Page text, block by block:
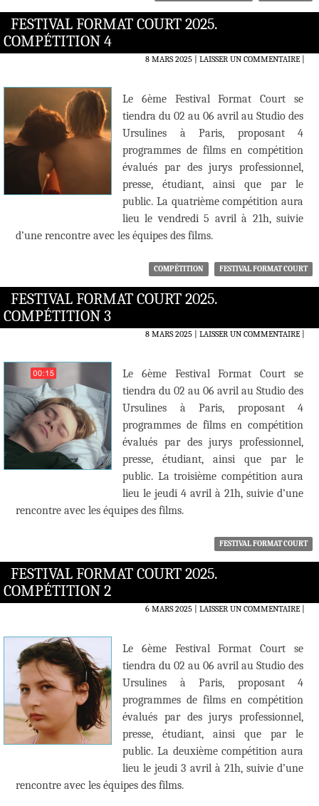
FESTIVAL FORMAT COURT 2025.
COMPÉTITION 4
8 MARS 2025 LAISSER UN COMMENTAIRE|
Le 6ème Festival Format Court se
tiendra du 02 au 06 avril au Studio des
Ursulines à Paris, proposant 4
programmes de films en compétition
évalués par des jurys professionnel,
presse, étudiant, ainsi que par le
public. La quatrième compétition aura
lieu le vendredi 5 avril à 21h, suivie
d’une rencontre avec les équipes des films.
COMPÉTITION FESTIVAL FORMAT COURT
FESTIVAL FORMAT COURT 2025.
COMPÉTITION 3
8 MARS 2025 LAISSER UN COMMENTAIRE|
Le 6ème Festival Format Court se
tiendra du 02 au 06 avril au Studio des
Ursulines à Paris, proposant 4
programmes de films en compétition
évalués par des jurys professionnel,
presse, étudiant, ainsi que par le
public. La troisième compétition aura
lieu le jeudi 4 avril à 21h, suivie d’une
rencontre avec les équipes des films.
FESTIVAL FORMAT COURT
FESTIVAL FORMAT COURT 2025.
COMPÉTITION 2
6 MARS 2025 LAISSER UN COMMENTAIRE|
Le 6ème Festival Format Court se
tiendra du 02 au 06 avril au Studio des
Ursulines à Paris, proposant 4
programmes de films en compétition
évalués par des jurys professionnel,
presse, étudiant, ainsi que par le
public. La deuxième compétition aura
lieu le jeudi 3 avril à 21h, suivie d’une
rencontre avec les équipes des films.